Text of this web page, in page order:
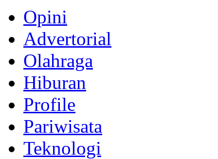
Opini
Advertorial
Olahraga
Hiburan
Profile
Pariwisata
Teknologi